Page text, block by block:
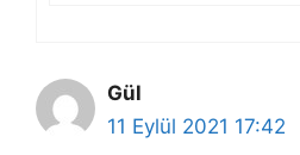
Gül
11 Eylül 2021 17:42